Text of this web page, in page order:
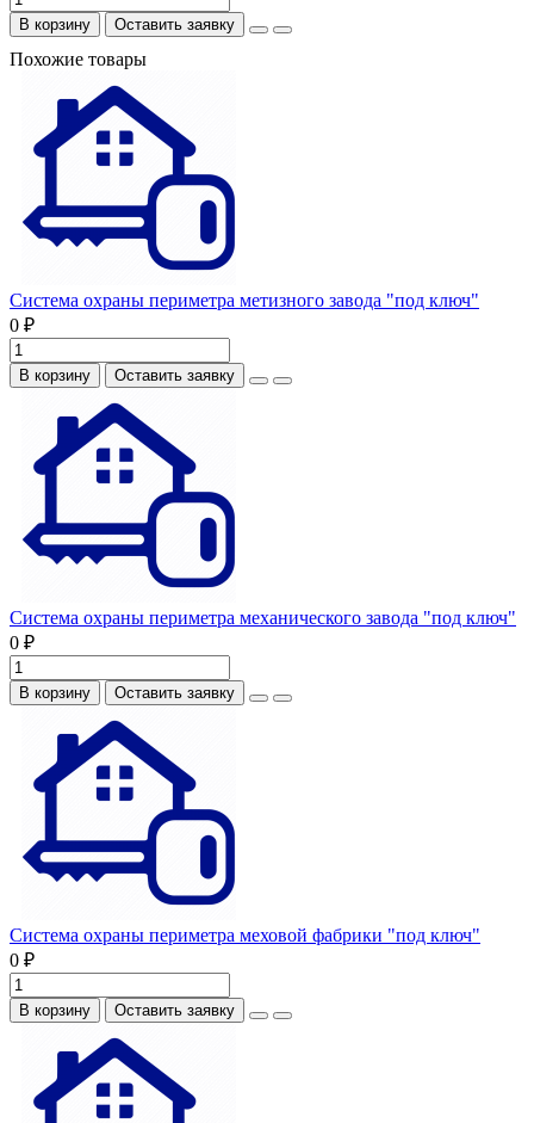
В корзину Оставить заявку
Похожие товары
Система охраны периметра метизного завода "под ключ"
0 ₽
В корзину Оставить заявку
Система охраны периметра механического завода "под ключ"
0 ₽
В корзину Оставить заявку
Система охраны периметра меховой фабрики "под ключ"
0 ₽
В корзину Оставить заявку